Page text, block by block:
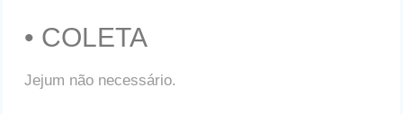
• COLETA
Jejum não necessário.